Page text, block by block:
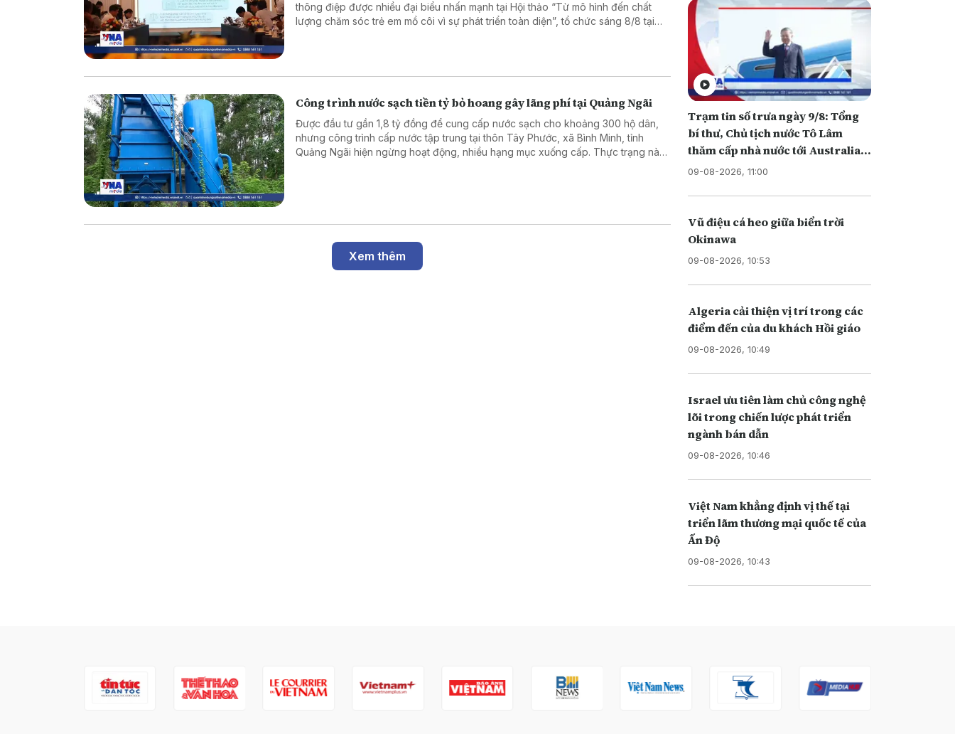
thông điệp được nhiều đại biểu nhấn mạnh tại Hội thảo “Từ mô hình đến chất
lượng chăm sóc trẻ em mồ côi vì sự phát triển toàn diện”, tổ chức sáng 8/8 tại
Công trình nước sạch tiền tỷ bỏ hoang gây lãng phí tại Quảng Ngãi
Được đầu tư gần 1,8 tỷ đồng để cung cấp nước sạch cho khoảng 300 hộ dân,
nhưng công trình cấp nước tập trung tại thôn Tây Phước, xã Bình Minh, tỉnh
Quảng Ngãi hiện ngừng hoạt động, nhiều hạng mục xuống cấp. Thực trạng này
Xem thêm
Trạm tin số trưa ngày 9/8: Tổng
bí thư, Chủ tịch nước Tô Lâm
thăm cấp nhà nước tới Australia
và New Zealand
09-08-2026, 11:00
Vũ điệu cá heo giữa biển trời
Okinawa
09-08-2026, 10:53
Algeria cải thiện vị trí trong các
điểm đến của du khách Hồi giáo
09-08-2026, 10:49
Israel ưu tiên làm chủ công nghệ
lõi trong chiến lược phát triển
ngành bán dẫn
09-08-2026, 10:46
Việt Nam khẳng định vị thế tại
triển lãm thương mại quốc tế của
Ấn Độ
09-08-2026, 10:43